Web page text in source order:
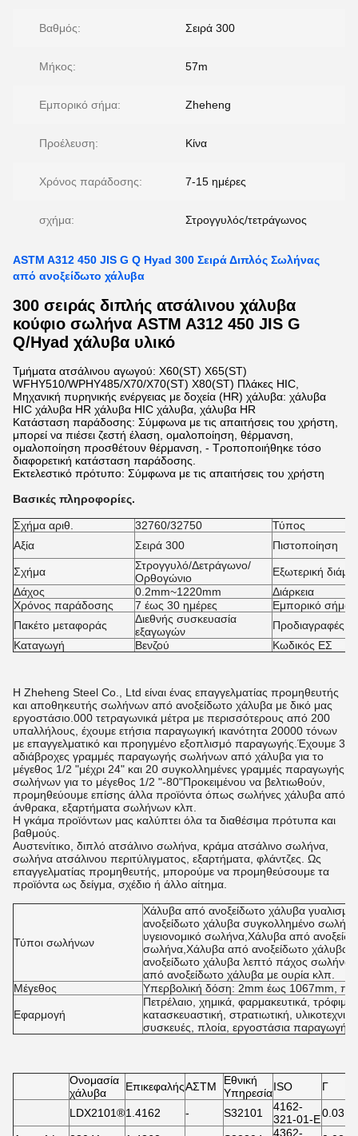
Βαθμός: Σειρά 300
Μήκος: 57m
Εμπορικό σήμα: Zheheng
Προέλευση: Κίνα
Χρόνος παράδοσης: 7-15 ημέρες
σχήμα: Στρογγυλός/τετράγωνος
ASTM A312 450 JIS G Q Hyad 300 Σειρά Διπλός Σωλήνας
από ανοξείδωτο χάλυβα
300 σειράς διπλής ατσάλινου χάλυβα
κούφιο σωλήνα ASTM A312 450 JIS G
Q/Hyad χάλυβα υλικό
Τμήματα ατσάλινου αγωγού: X60(ST) X65(ST)
WFHY510/WPHY485/X70/X70(ST) X80(ST) Πλάκες HIC,
Μηχανική πυρηνικής ενέργειας με δοχεία (HR) χάλυβα: χάλυβα
HIC χάλυβα HR χάλυβα HIC χάλυβα, χάλυβα HR
Κατάσταση παράδοσης: Σύμφωνα με τις απαιτήσεις του χρήστη,
μπορεί να πιέσει ζεστή έλαση, ομαλοποίηση, θέρμανση,
ομαλοποίηση προσθέτουν θέρμανση, - Τροποποιήθηκε τόσο
διαφορετική κατάσταση παράδοσης.
Εκτελεστικό πρότυπο: Σύμφωνα με τις απαιτήσεις του χρήστη
Βασικές πληροφορίες.
Σχήμα αριθ. 32760/32750
Τύπος
Αξία
Σειρά 300 Πιστοποίηση
Σχήμα
Στρογγυλό/Δετράγωνο/
Ορθογώνιο
Εξωτερική
Δάχος
0.2mm~1220mm
Διάρκεια
Χρόνος παράδοσης
7 έως 30 ημέρες
Εμπορικό σήμα
Πακέτο μεταφοράς
Διεθνής συσκευασία
εξαγωγών
Προδιαγραφές
Καταγωγή
Βενζού Κωδικός ΕΣ
Η Zheheng Steel Co., Ltd είναι ένας επαγγελματίας προμηθευτής
και αποθηκευτής σωλήνων από ανοξείδωτο χάλυβα με δικό μας
εργοστάσιο.000 τετραγωνικά μέτρα με περισσότερους από 200
υπαλλήλους, έχουμε ετήσια παραγωγική ικανότητα 20000 τόνων
με επαγγελματικό και προηγμένο εξοπλισμό παραγωγής.Έχουμε 3
αδιάβροχες γραμμές παραγωγής σωλήνων από χάλυβα για το
μέγεθος 1/2 "μέχρι 24" και 20 συγκολλημένες γραμμές παραγωγής
σωλήνων για το μέγεθος 1/2 "-80"Προκειμένου να βελτιωθούν,
προμηθεύουμε επίσης άλλα προϊόντα όπως σωλήνες χάλυβα από
άνθρακα, εξαρτήματα σωλήνων κλπ.
Η γκάμα προϊόντων μας καλύπτει όλα τα διαθέσιμα πρότυπα και
βαθμούς.
Αυστενίτικο, διπλό ατσάλινο σωλήνα, κράμα ατσάλινο σωλήνα,
σωλήνα ατσάλινου περιτύλιγματος, εξαρτήματα, φλάντζες. Ως
επαγγελματίας προμηθευτής, μπορούμε να προμηθεύσουμε τα
προϊόντα ως δείγμα, σχέδιο ή άλλο αίτημα.
Τύποι σωλήνων
Χάλυβα από ανοξείδωτο χάλυβα
ανοξείδωτο χάλυβα συγκολλημένο
υγειονομικό σωλήνα,Χάλυβα από
σωλήνα,Χάλυβα από ανοξείδωτο
ανοξείδωτο χάλυβα λεπτό πάχος
από ανοξείδωτο χάλυβα με ουρία κλπ.
Μέγεθος
Υπερβολική δόση: 2mm έως 1067mm,
Εφαρμογή
Πετρέλαιο, χημικά, φαρμακευτικά,
κατασκευαστική, στρατιωτική,
συσκευές, πλοία, εργοστάσια παραγωγής
Ονομασία
χάλυβα
ΕπικεφαλήςΑΣΤΜ
Εθνική
ΥπηρεσίαISO Γ
LDX2101®1.4162 - S32101
4162-
321-01-Ε0.03
4362-